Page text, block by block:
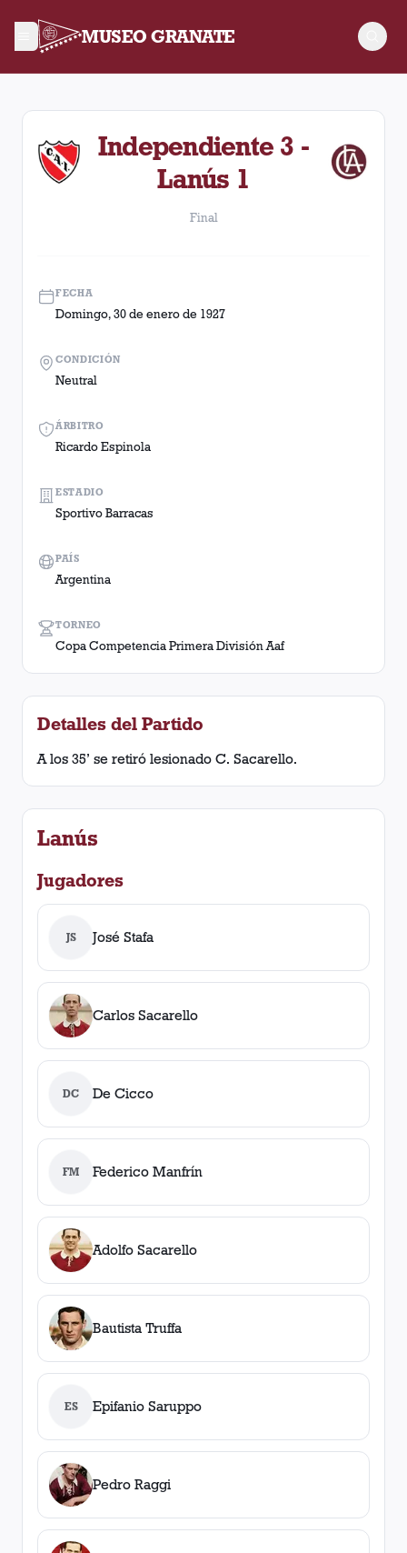
MUSEO GRANATE
Final. Partido entre Lanús y Independiente disputado el
Independiente 3 -
Lanús 1
Final
FECHA
Domingo, 30 de enero de 1927
ÁRBITRO
Ricardo Espinola
TORNEO
Copa Competencia Primera División Aaf
CONDICIÓN
Neutral
ESTADIO
Sportivo Barracas
PAÍS
Argentina
Detalles del Partido
A los 35’ se retiró lesionado C. Sacarello.
Lanús
Jugadores
JS José Stafa
Carlos Sacarello
DC De Cicco
FM Federico Manfrín
Adolfo Sacarello
Bautista Truffa
ES Epifanio Saruppo
Pedro Raggi